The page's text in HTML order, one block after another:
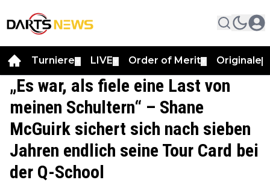
Turniere LIVE Order of Merit Originale
„Es war, als fiele eine Last von
meinen Schultern“ – Shane
McGuirk sichert sich nach sieben
Jahren endlich seine Tour Card bei
der Q-School